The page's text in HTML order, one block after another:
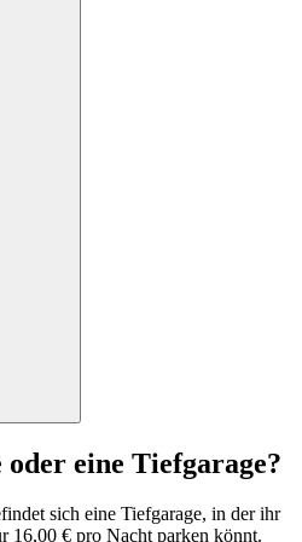
eine Tiefgarage?
sich eine Tiefgarage, in der ihr
16,00 € pro Nacht parken könnt.